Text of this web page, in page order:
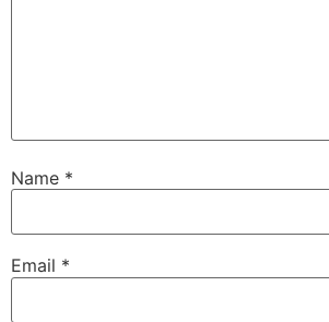
Name *
Email *